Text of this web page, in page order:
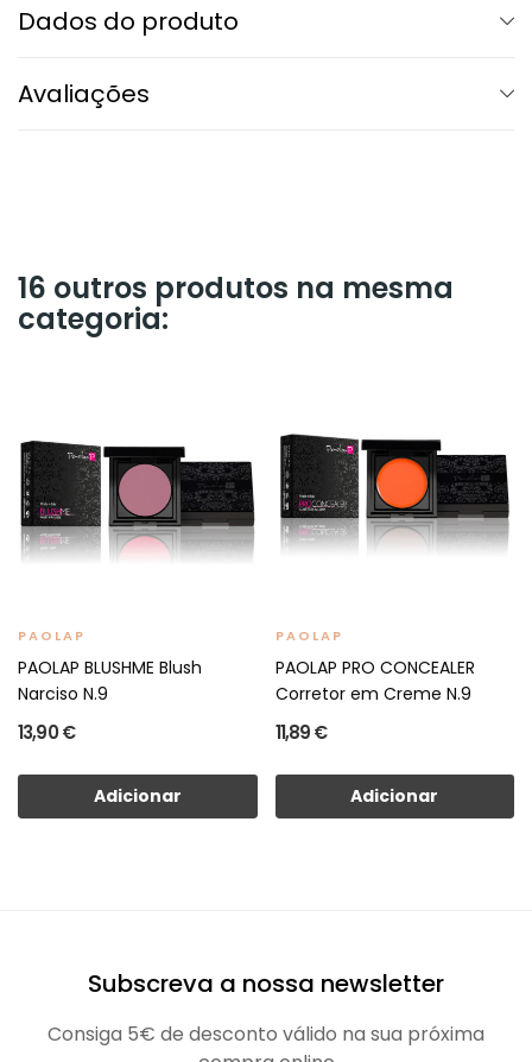
Dados do produto
Avaliações
16 outros produtos na mesma
categoria:
PAOLAP
PAOLAP BLUSHME Blush
Narciso N.9
13,90 €
Adicionar
PAOLAP
PAOLAP PRO CONCEALER
Corretor em Creme N.9
11,89 €
Adicionar
Subscreva a nossa newsletter
Consiga 5€ de desconto válido na sua próxima